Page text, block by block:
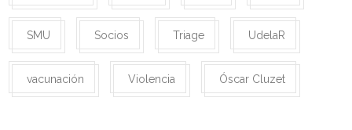
SMU Socios Triage UdelaR
vacunación Violencia Óscar Cluzet